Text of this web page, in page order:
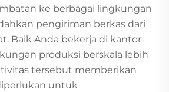
ke berbagai lingkungan
pengiriman berkas dari
Baik Anda bekerja di kantor
produksi berskala lebih
tersebut memberikan
untuk